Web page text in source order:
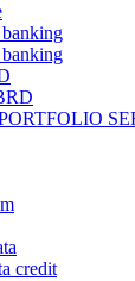
credit